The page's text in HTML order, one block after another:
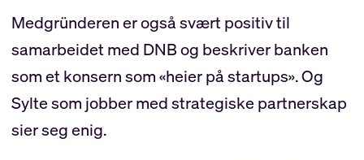
Medgründeren er også svært positiv til
samarbeidet med DNB og beskriver banken
som et konsern som «heier på startups». Og
Sylte som jobber med strategiske partnerskap
sier seg enig.